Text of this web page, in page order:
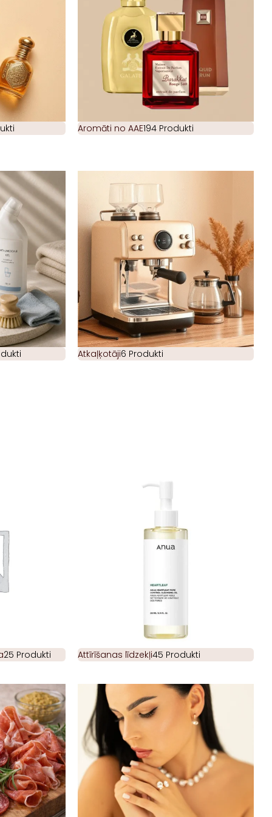
Aromāti no AAE194 Produkti
Atkaļķotāji6 Produkti
25 Produkti Attīrīšanas līdzekļi45 Produkti